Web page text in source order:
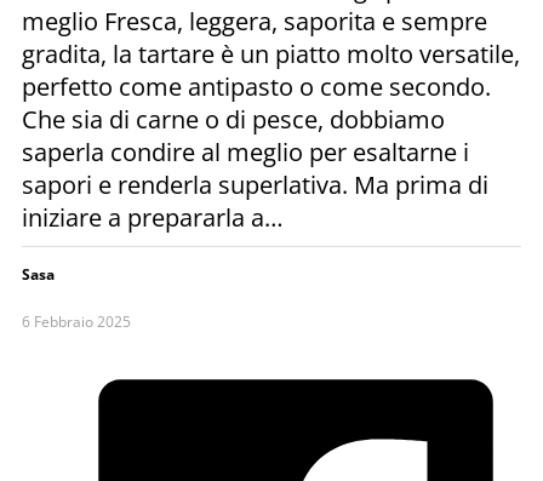
meglio Fresca, leggera, saporita e sempre
gradita, la tartare è un piatto molto versatile,
perfetto come antipasto o come secondo.
Che sia di carne o di pesce, dobbiamo
saperla condire al meglio per esaltarne i
sapori e renderla superlativa. Ma prima di
iniziare a prepararla a…
Sasa
6 Febbraio 2025